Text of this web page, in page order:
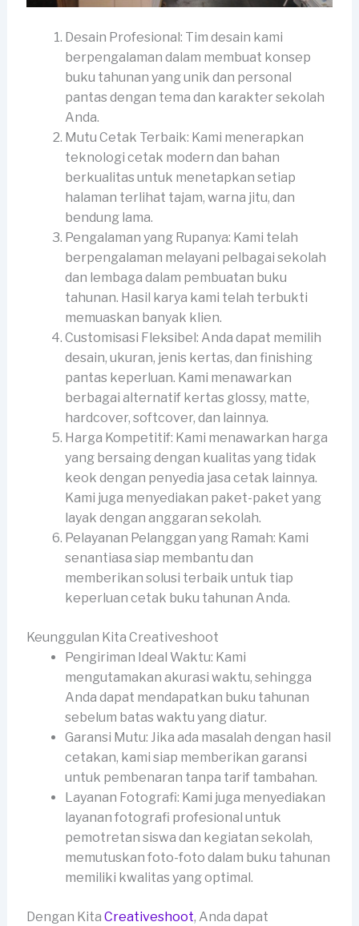
Desain Profesional: Tim desain kami
berpengalaman dalam membuat konsep
buku tahunan yang unik dan personal
pantas dengan tema dan karakter sekolah
Anda.
Mutu Cetak Terbaik: Kami menerapkan
teknologi cetak modern dan bahan
berkualitas untuk menetapkan setiap
halaman terlihat tajam, warna jitu, dan
bendung lama.
Pengalaman yang Rupanya: Kami telah
berpengalaman melayani pelbagai sekolah
dan lembaga dalam pembuatan buku
tahunan. Hasil karya kami telah terbukti
memuaskan banyak klien.
Customisasi Fleksibel: Anda dapat memilih
desain, ukuran, jenis kertas, dan finishing
pantas keperluan. Kami menawarkan
berbagai alternatif kertas glossy, matte,
hardcover, softcover, dan lainnya.
Harga Kompetitif: Kami menawarkan harga
yang bersaing dengan kualitas yang tidak
keok dengan penyedia jasa cetak lainnya.
Kami juga menyediakan paket-paket yang
layak dengan anggaran sekolah.
Pelayanan Pelanggan yang Ramah: Kami
senantiasa siap membantu dan
memberikan solusi terbaik untuk tiap
keperluan cetak buku tahunan Anda.
Keunggulan Kita Creativeshoot
Pengiriman Ideal Waktu: Kami
mengutamakan akurasi waktu, sehingga
Anda dapat mendapatkan buku tahunan
sebelum batas waktu yang diatur.
Garansi Mutu: Jika ada masalah dengan hasil
cetakan, kami siap memberikan garansi
untuk pembenaran tanpa tarif tambahan.
Layanan Fotografi: Kami juga menyediakan
layanan fotografi profesional untuk
pemotretan siswa dan kegiatan sekolah,
memutuskan foto-foto dalam buku tahunan
memiliki kwalitas yang optimal.
Dengan Kita Creativeshoot, Anda dapat